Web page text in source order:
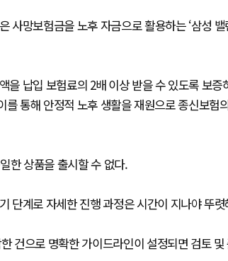
사망보험금을 노후 자금으로 활용하는 ‘삼성
납입 보험료의 2배 이상 받을 수 있도록 보증
를 통해 안정적 노후 생활을 재원으로 종신보험
한 상품을 출시할 수 없다.
단계로 자세한 진행 과정은 시간이 지나야 뚜
건으로 명확한 가이드라인이 설정되면 검토